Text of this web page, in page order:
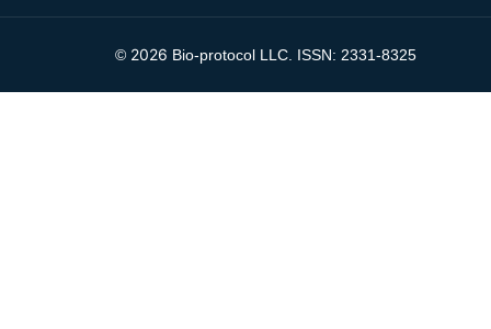
© 2026 Bio-protocol LLC. ISSN: 2331-8325